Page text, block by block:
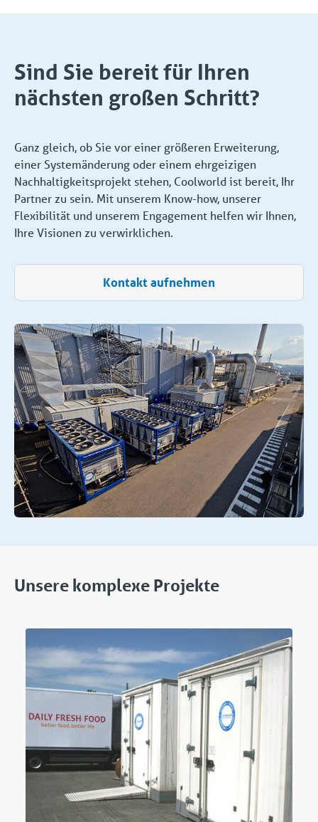
Sind Sie bereit für Ihren
nächsten großen Schritt?
Ganz gleich, ob Sie vor einer größeren Erweiterung,
einer Systemänderung oder einem ehrgeizigen
Nachhaltigkeitsprojekt stehen, Coolworld ist bereit, Ihr
Partner zu sein. Mit unserem Know-how, unserer
Flexibilität und unserem Engagement helfen wir Ihnen,
Ihre Visionen zu verwirklichen.
Kontakt aufnehmen
Unsere komplexe Projekte